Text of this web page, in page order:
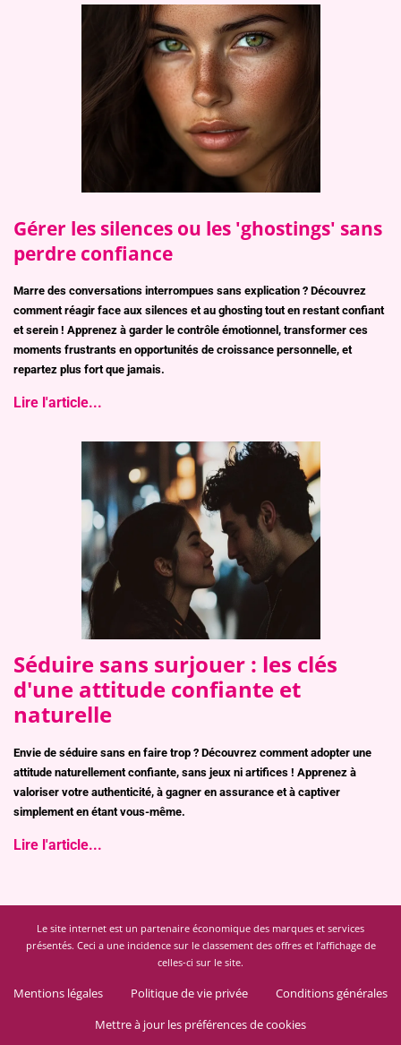
Gérer les silences ou les 'ghostings' sans
perdre confiance
Marre des conversations interrompues sans explication ? Découvrez
comment réagir face aux silences et au ghosting tout en restant confiant
et serein ! Apprenez à garder le contrôle émotionnel, transformer ces
moments frustrants en opportunités de croissance personnelle, et
repartez plus fort que jamais.
Lire l'article...
Séduire sans surjouer : les clés
d'une attitude confiante et
naturelle
Envie de séduire sans en faire trop ? Découvrez comment adopter une
attitude naturellement confiante, sans jeux ni artifices ! Apprenez à
valoriser votre authenticité, à gagner en assurance et à captiver
simplement en étant vous-même.
Lire l'article...
Le site internet est un partenaire économique des marques et services
présentés. Ceci a une incidence sur le classement des offres et l’affichage de
celles-ci sur le site.
Mentions légales Politique de vie privée
Conditions générales
Mettre à jour les préférences de cookies